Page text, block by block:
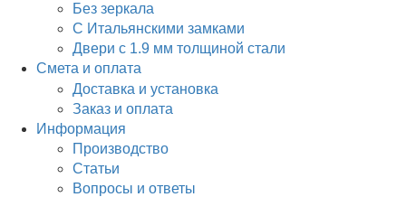
Без зеркала
С Итальянскими замками
Двери с 1.9 мм толщиной стали
Смета и оплата
Доставка и установка
Заказ и оплата
Информация
Производство
Статьи
Вопросы и ответы